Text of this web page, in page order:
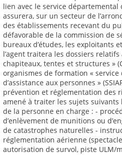
lien avec le service départemental
assurera, sur un secteur de
des établissements recevant du
défavorable de la commission de
bureaux d’études, les exploitants
l’agent traitera les dossiers relatifs
chapiteaux, tentes et structures »
organismes de formation «
d’assistance aux personnes »
prévention et réglementation des
amené à traiter les sujets suivants
de la personne en charge : -
d’enlèvement de munitions ou
de catastrophes naturelles -
réglementation aérienne
autorisation de survol, piste ULM/